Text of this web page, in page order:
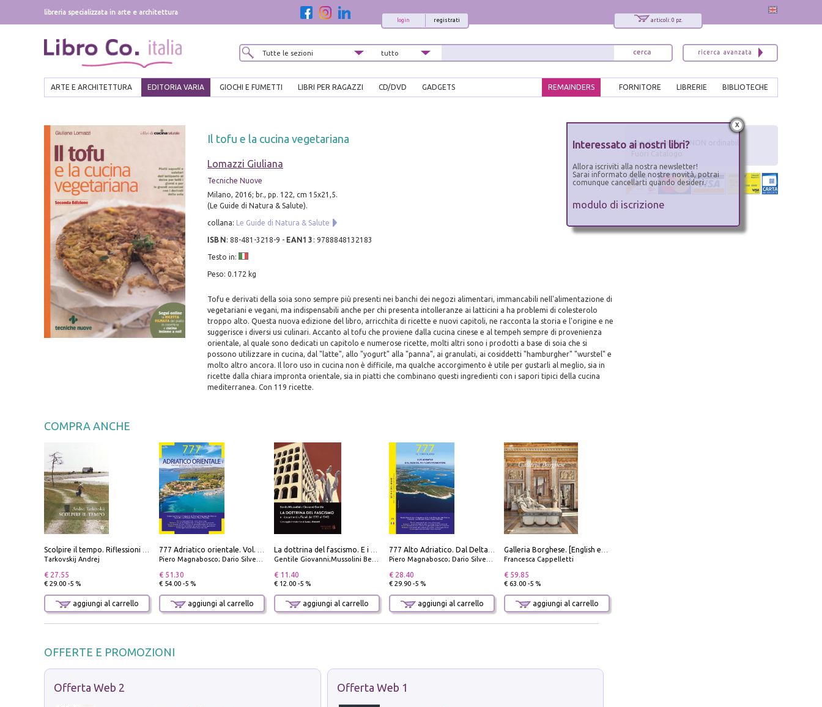
libreria specializzata in arte e architettura
articoli: 0 pz.
registrati
login
ARTE E ARCHITETTURA EDITORIA VARIA GIOCHI E FUMETTI LIBRI PER RAGAZZI CD/DVD GADGETS BIBLIOTECHE
LIBRERIE
FORNITORE
REMAINDERS
Il tofu e la cucina vegetariana
Lomazzi Giuliana
Tecniche Nuove
Milano, 2016; br., pp. 122, cm 15x21,5.
(Le Guide di Natura & Salute).
collana: Le Guide di Natura & Salute
ISBN : 88-481-3218-9 - EAN13 : 9788848132183
Testo in:
Peso: 0.172 kg
Tofu e derivati della soia sono sempre più presenti nei banchi dei negozi alimentari, immancabili nell'alimentazione di
vegetariani e vegani, ma indispensabili anche per chi presenta intolleranze ai latticini a ha problemi di colesterolo
troppo alto. Questa nuova edizione del libro, arricchita di ricette e nuovi capitoli, ne racconta la storia e l'origine e ne
suggerisce i diversi usi culinari. Accanto al tofu che proviene dalla cucina cinese e al tempeh sempre di provenienza
orientale, al quale sono dedicati un capitolo e numerose ricette, molti altri sono i prodotti a base di soia che si
possono utilizzare in cucina, dal "latte", allo "yogurt" alla "panna", ai granulati, ai cosiddetti "hamburgher" "wurstel" e
molto altro ancora. Il loro uso in cucina non è difficile, ma qualche accorgimento è utile per gustarli al meglio, sia in
ricette dalla chiara impronta orientale, sia in piatti che combinano questi ingredienti con i sapori tipici della cucina
mediterranea. Con 119 ricette.
COMPRA ANCHE
Tarkovskij Andrej
€ 27.55
€ 29.00 -5 %
aggiungi al carrello
Piero Magnabosco; Dario Silvestro; Marco Sbrizzi
€ 51.30
€ 54.00 -5 %
aggiungi al carrello
Gentile Giovanni;Mussolini Benito
€ 11.40
€ 12.00 -5 %
aggiungi al carrello
Piero Magnabosco; Dario Silvestro; Marco Sbrizzi
€ 28.40
€ 29.90 -5 %
aggiungi al carrello
Francesca Cappelletti
€ 59.85
€ 63.00 -5 %
aggiungi al carrello
OFFERTE E PROMOZIONI
Offerta Web 2 Offerta Web 1
non disponibile - NON ordinabile
x
Interessato ai nostri libri?
Allora iscriviti alla nostra newsletter!
Sarai informato delle nostre novità, potrai
comunque cancellarti quando desideri.
modulo di iscrizione